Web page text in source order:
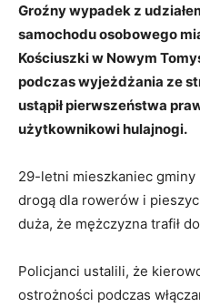
Groźny wypadek z
samochodu osobowego
Kościuszki w Nowym
podczas wyjeżdżania ze
ustąpił pierwszeństwa
użytkownikowi hulajnogi.
29-letni mieszkaniec gminy
drogą dla rowerów i
duża, że mężczyzna trafił
Policjanci ustalili, że
ostrożności podczas